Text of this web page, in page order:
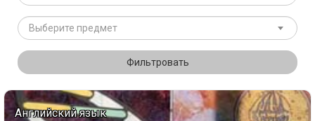
Выберите предмет
Фильтровать
Английский язык